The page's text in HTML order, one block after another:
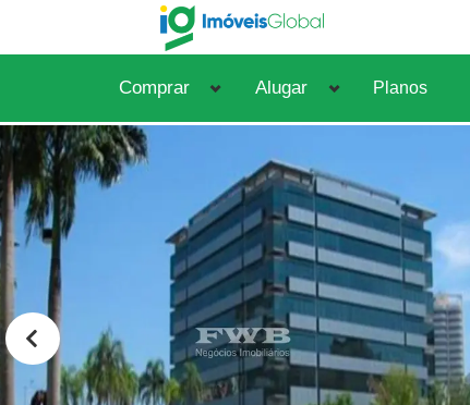
Comprar Alugar Planos